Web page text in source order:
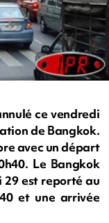
ce vendredi
de Bangkok.
avec un départ
Le Bangkok
29 est reporté au
et une arrivée